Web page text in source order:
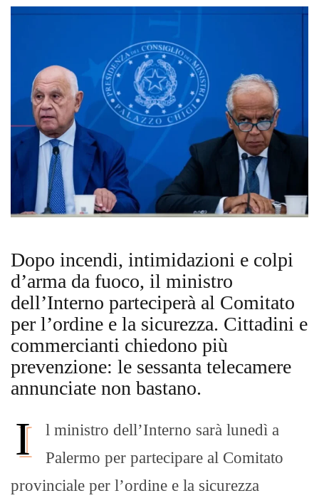
Dopo incendi, intimidazioni e colpi
d’arma da fuoco, il ministro
dell’Interno parteciperà al Comitato
per l’ordine e la sicurezza. Cittadini e
commercianti chiedono più
prevenzione: le sessanta telecamere
annunciate non bastano.
I
l ministro dell’Interno sarà lunedì a
Palermo per partecipare al Comitato
provinciale per l’ordine e la sicurezza